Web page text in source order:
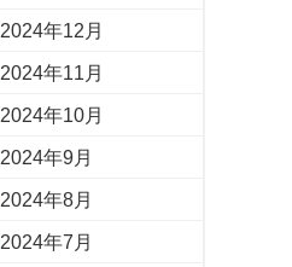
2024年12月
2024年11月
2024年10月
2024年9月
2024年8月
2024年7月